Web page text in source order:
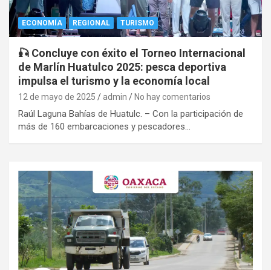
ECONOMÍA REGIONAL TURISMO
🎣 Concluye con éxito el Torneo Internacional
de Marlín Huatulco 2025: pesca deportiva
impulsa el turismo y la economía local
12 de mayo de 2025 admin No hay comentarios
Raúl Laguna Bahías de Huatulc. – Con la participación de
más de 160 embarcaciones y pescadores…